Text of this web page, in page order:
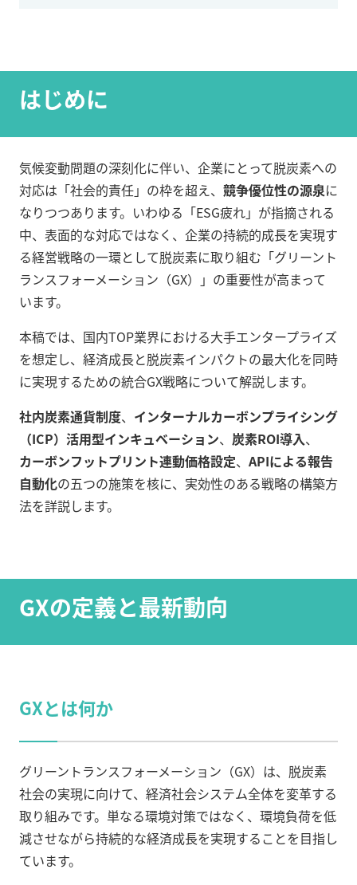
はじめに
気候変動問題の深刻化に伴い、企業にとって脱炭素への
対応は「社会的責任」の枠を超え、 競争優位性の源泉に
なりつつあります。いわゆる「ESG疲れ」が指摘される
中、表面的な対応ではなく、企業の持続的成長を実現す
る経営戦略の一環として脱炭素に取り組む「グリーント
ランスフォーメーション（GX）」の重要性が高まって
います。
本稿では、国内TOP業界における大手エンタープライズ
を想定し、経済成長と脱炭素インパクトの最大化を同時
に実現するための統合GX戦略について解説します。
社内炭素通貨制度、 インターナルカーボンプライシング
（ICP）活用型インキュベーション、 炭素ROI導入、
カーボンフットプリント連動価格設定、 APIによる報告
自動化の五つの施策を核に、実効性のある戦略の構築方
法を詳説します。
GXの定義と最新動向
GXとは何か
グリーントランスフォーメーション（GX）は、脱炭素
社会の実現に向けて、経済社会システム全体を変革する
取り組みです。単なる環境対策ではなく、環境負荷を低
減させながら持続的な経済成長を実現することを目指し
ています。